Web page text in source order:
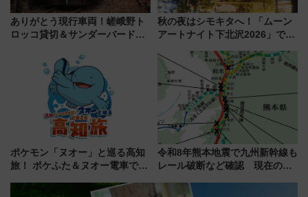
ありがとう現行車両！嵯峨野ト
ロッコ貸切＆サンダーバードレ
斉藤雪乃＆福原トシヒロと行
く！9月13日「京都の鉄道満喫
ツアー」開催
秋の夜はシモキタへ！「ムーン
アートナイト下北沢2026」でイ
を満喫しよう
ポケモン「ヌオー」と巡る高知
旅！ ポケふた＆ヌオー電車で楽
路の絶景と絶品グルメを満喫！
令和8年熊本地震で九州新幹線も
レール破断など確認 現在の運
響